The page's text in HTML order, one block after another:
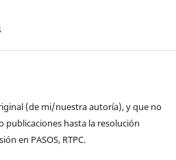
(de mi/nuestra autoría), y que no
publicaciones hasta la resolución
en PASOS, RTPC.